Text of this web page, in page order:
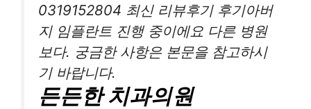
0319152804 최신 리뷰후기 후기아버
지 임플란트 진행 중이에요 다른 병원
보다. 궁금한 사항은 본문을 참고하시
기 바랍니다.
든든한 치과의원